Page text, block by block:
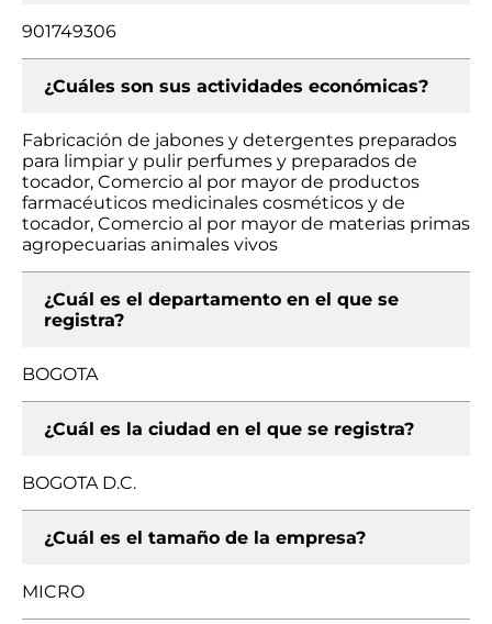
901749306
¿Cuáles son sus actividades económicas?
Fabricación de jabones y detergentes preparados
para limpiar y pulir perfumes y preparados de
tocador, Comercio al por mayor de productos
farmacéuticos medicinales cosméticos y de
tocador, Comercio al por mayor de materias primas
agropecuarias animales vivos
¿Cuál es el departamento en el que se
registra?
BOGOTA
¿Cuál es la ciudad en el que se registra?
BOGOTA D.C.
¿Cuál es el tamaño de la empresa?
MICRO